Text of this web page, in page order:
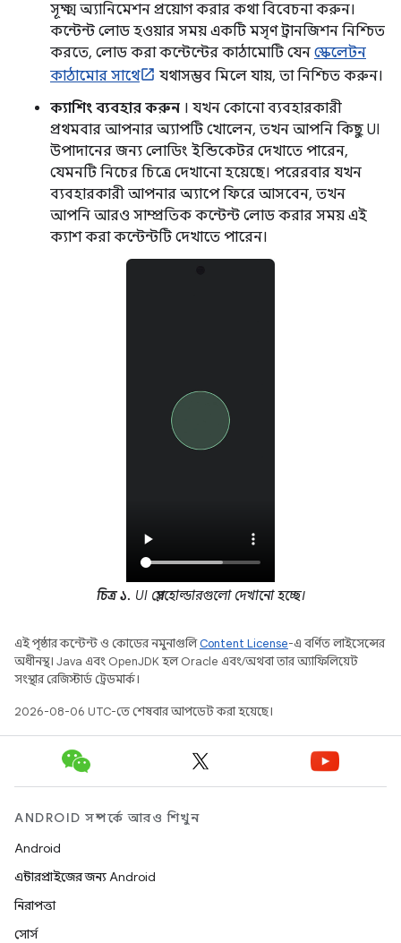
সূক্ষ্ম অ্যানিমেশন প্রয়োগ করার কথা বিবেচনা করুন।
কন্টেন্ট লোড হওয়ার সময় একটি মসৃণ ট্রানজিশন নিশ্চিত
করতে, লোড করা কন্টেন্টের কাঠামোটি যেন স্কেলেটন
কাঠামোর সাথে
যথাসম্ভব মিলে যায়, তা নিশ্চিত করুন।
ক্যাশিং ব্যবহার করুন । যখন কোনো ব্যবহারকারী
প্রথমবার আপনার অ্যাপটি খোলেন, তখন আপনি কিছু UI
উপাদানের জন্য লোডিং ইন্ডিকেটর দেখাতে পারেন,
যেমনটি নিচের চিত্রে দেখানো হয়েছে। পরেরবার যখন
ব্যবহারকারী আপনার অ্যাপে ফিরে আসবেন, তখন
আপনি আরও সাম্প্রতিক কন্টেন্ট লোড করার সময় এই
ক্যাশ করা কন্টেন্টটি দেখাতে পারেন।
চিত্র ১. UI প্লেসহোল্ডারগুলো দেখানো হচ্ছে।
এই পৃষ্ঠার কন্টেন্ট ও কোডের নমুনাগুলিContent License-এ বর্ণিত লাইসেন্সের
অধীনস্থ। Java এবং OpenJDK হল Oracle এবং/অথবা তার অ্যাফিলিয়েট
সংস্থার রেজিস্টার্ড ট্রেডমার্ক।
2026-08-06 UTC-তে শেষবার আপডেট করা হয়েছে।
ANDROID সম্পর্কে আরও শিখুন
Android
এন্টারপ্রাইজের জন্য Android
নিরাপত্তা
সোর্স